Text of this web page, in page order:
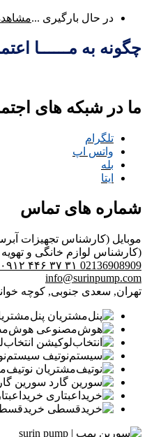
در حال بارگیری ...
چگونه به مــــــا
ما در شبکه های
تلگرام
واتس اپ
بله
ایتا
شماره های تماس
موبایل (کارشناس تجهیزات
(کارشناس لوازم خانگی و
02136908909 ۰۹۱۲ ۴۴۶ ۳۷ ۳۱
info@surinpump.com
تهران, سعدی جنوبی, کوچه خوانساری،
سورین